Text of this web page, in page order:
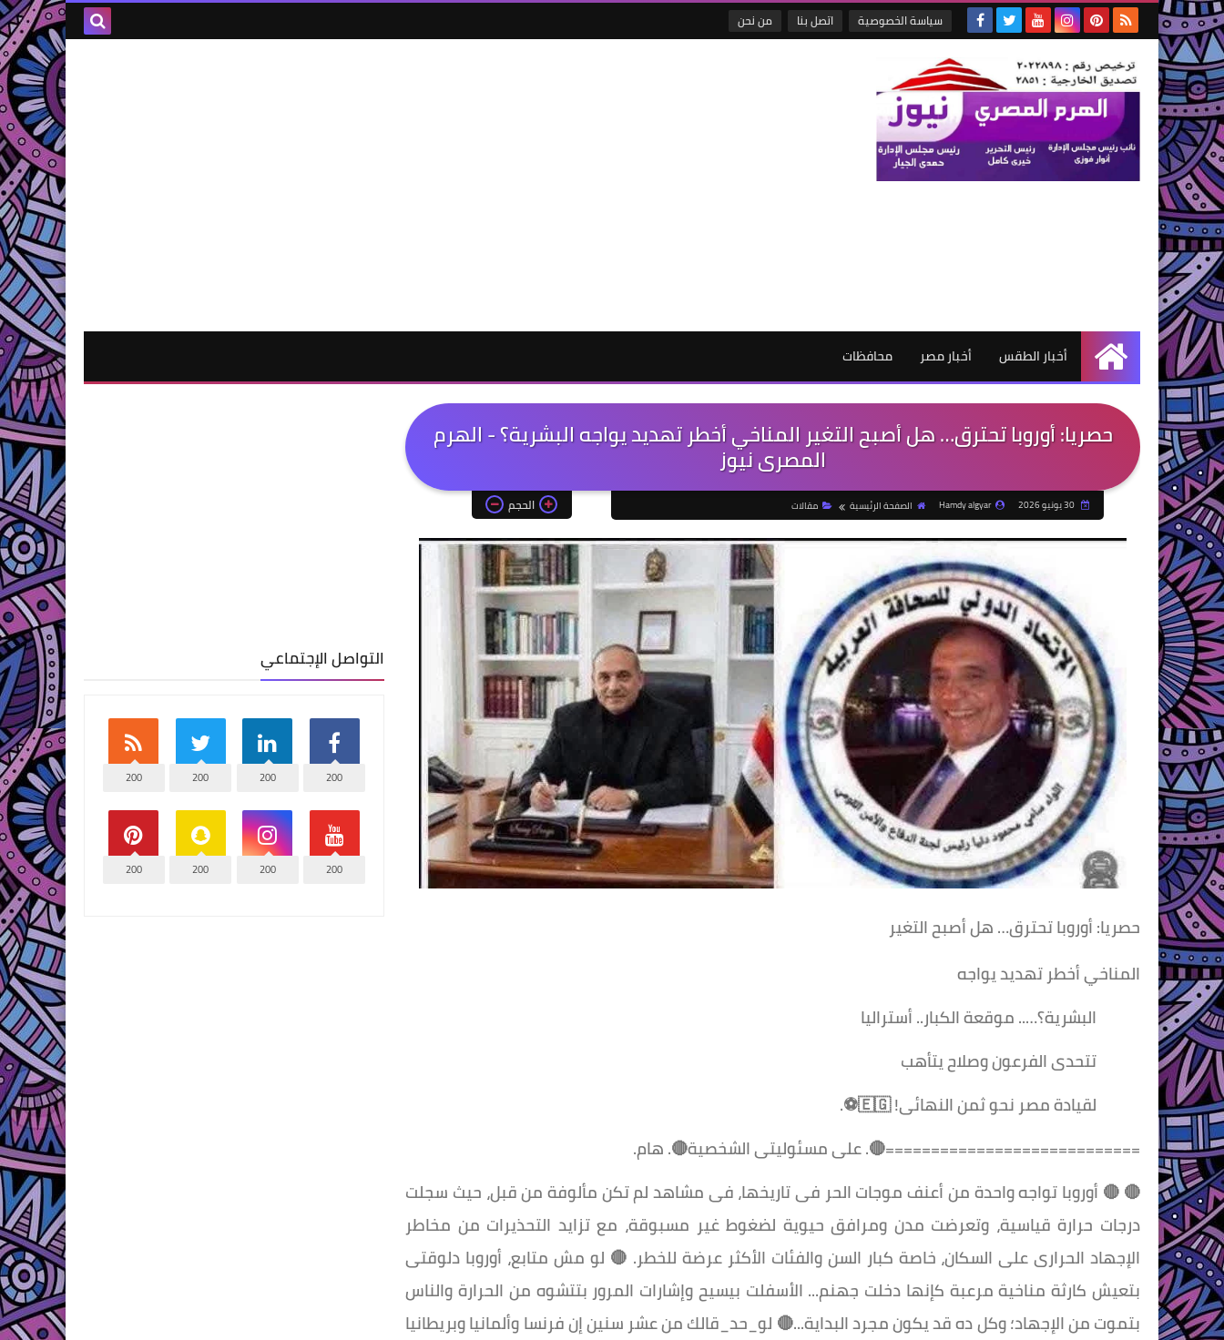
سياسة الخصوصية اتصل بنا من نحن
الرئيسية
أخبار الطقس أخبار مصر محافظات
حصريا: أوروبا تحترق… هل أصبح التغير المناخي أخطر تهديد يواجه البشرية؟ - الهرم
المصرى نيوز
30 يونيو 2026 Hamdy algyar الصفحة الرئيسية مقالات الحجم
حصريا: أوروبا تحترق… هل أصبح التغير
المناخي أخطر تهديد يواجه
البشرية؟….. موقعة الكبار.. أستراليا
تتحدى الفرعون وصلاح يتأهب
لقيادة مصر نحو ثمن النهائى! 🇪🇬⚽.
============================🔴. على مسئوليتى الشخصية🔴. هام.
🔴 🔴 أوروبا تواجه واحدة من أعنف موجات الحر فى تاريخها، فى مشاهد لم تكن مألوفة من قبل، حيث سجلت
درجات حرارة قياسية، وتعرضت مدن ومرافق حيوية لضغوط غير مسبوقة، مع تزايد التحذيرات من مخاطر
الإجهاد الحرارى على السكان، خاصة كبار السن والفئات الأكثر عرضة للخطر. 🔴 لو مش متابع، أوروبا دلوقتى
بتعيش كارثة مناخية مرعبة كإنها دخلت جهنم... الأسفلت بيسيح وإشارات المرور بتتشوه من الحرارة والناس
بتموت من الإجهاد؛ وكل ده قد يكون مجرد البداية...🔴 لو_حد_قالك من عشر سنين إن فرنسا وألمانيا وبريطانيا
التواصل الإجتماعي
200
200
200
200
200
200
200
200